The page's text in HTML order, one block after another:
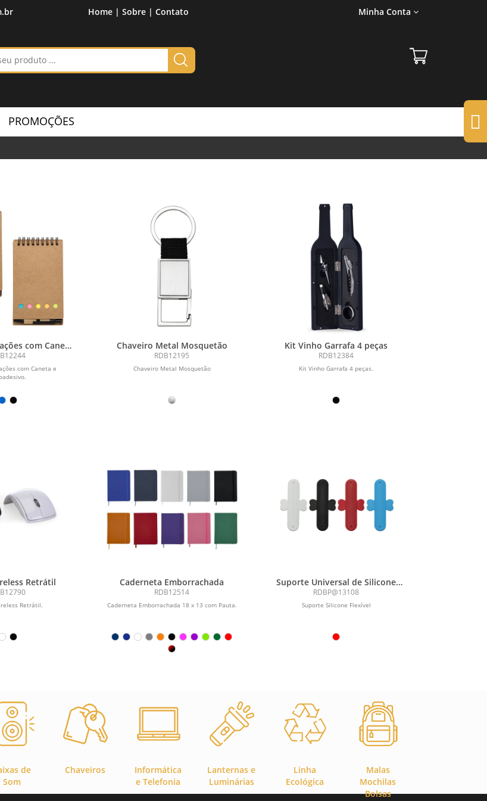
Home | Sobre | Contato Minha Conta
PROMOÇÕES
com Caneta
com Caneta e
Chaveiro Metal Mosquetão
RDB12195
Chaveiro Metal Mosquetão
Kit Vinho Garrafa 4 peças
RDB12384
Kit Vinho Garrafa 4 peças.
Retrátil
Retrátil.
Caderneta Emborrachada
RDB12514
Caderneta Emborrachada 18 x 13 com Pauta.
Suporte Universal de Silicone
Flexível para Celular
RDBP@13108
Suporte Silicone Flexível
de
Som
Chaveiros
Informática
e Telefonia
Lanternas e
Luminárias
Linha
Ecológica
Malas
Mochilas
Bolsas